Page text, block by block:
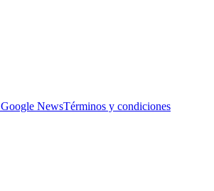
Google NewsTérminos y condiciones